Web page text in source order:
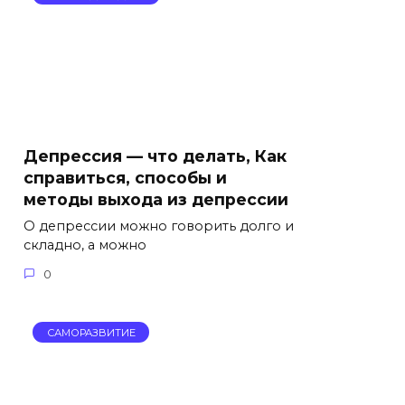
Депрессия — что делать, Как
справиться, способы и
методы выхода из депрессии
О депрессии можно говорить долго и
складно, а можно
0
САМОРАЗВИТИЕ